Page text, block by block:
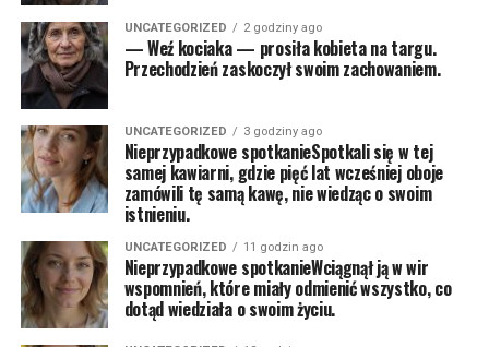
UNCATEGORIZED 2 godziny ago
— Weź kociaka — prosiła kobieta na targu.
Przechodzień zaskoczył swoim zachowaniem.
UNCATEGORIZED 3 godziny ago
Nieprzypadkowe spotkanieSpotkali się w tej
samej kawiarni, gdzie pięć lat wcześniej oboje
zamówili tę samą kawę, nie wiedząc o swoim
istnieniu.
UNCATEGORIZED 11 godzin ago
Nieprzypadkowe spotkanieWciągnął ją w wir
wspomnień, które miały odmienić wszystko, co
dotąd wiedziała o swoim życiu.